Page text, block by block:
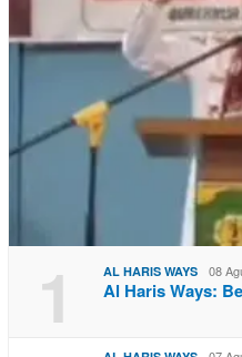
1 AL HARIS WAYS 08
Al Haris Ways: